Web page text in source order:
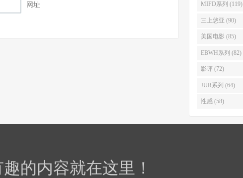
网址 MIFD系列 (119)
三上悠亚 (90)
美国电影 (85)
EBWH系列 (82)
影评 (72)
JUR系列 (64)
性感 (58)
趣的内容就在这里！